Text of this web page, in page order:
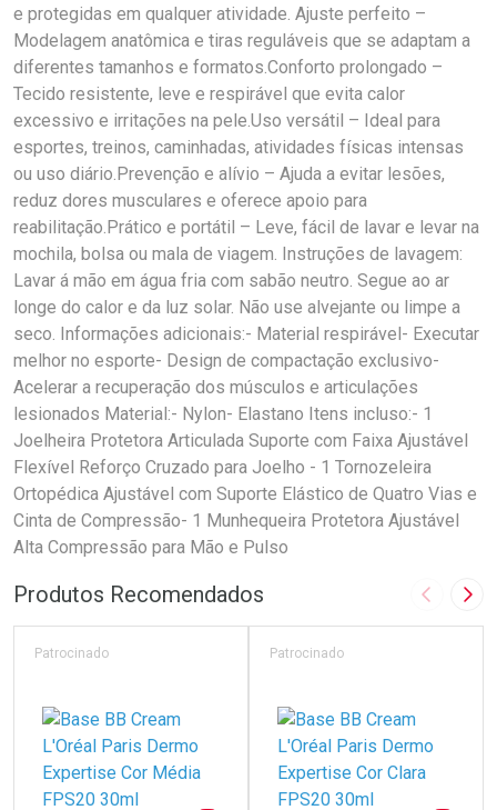
e protegidas em qualquer atividade. Ajuste perfeito –
Modelagem anatômica e tiras reguláveis que se adaptam a
diferentes tamanhos e formatos.Conforto prolongado –
Tecido resistente, leve e respirável que evita calor
excessivo e irritações na pele.Uso versátil – Ideal para
esportes, treinos, caminhadas, atividades físicas intensas
ou uso diário.Prevenção e alívio – Ajuda a evitar lesões,
reduz dores musculares e oferece apoio para
reabilitação.Prático e portátil – Leve, fácil de lavar e levar na
mochila, bolsa ou mala de viagem. Instruções de lavagem:
Lavar á mão em água fria com sabão neutro. Segue ao ar
longe do calor e da luz solar. Não use alvejante ou limpe a
seco. Informações adicionais:- Material respirável- Executar
melhor no esporte- Design de compactação exclusivo-
Acelerar a recuperação dos músculos e articulações
lesionados Material:- Nylon- Elastano Itens incluso:- 1
Joelheira Protetora Articulada Suporte com Faixa Ajustável
Flexível Reforço Cruzado para Joelho - 1 Tornozeleira
Ortopédica Ajustável com Suporte Elástico de Quatro Vias e
Cinta de Compressão- 1 Munhequeira Protetora Ajustável
Alta Compressão para Mão e Pulso
Produtos Recomendados Imagem
Patrocinado Patrocinado